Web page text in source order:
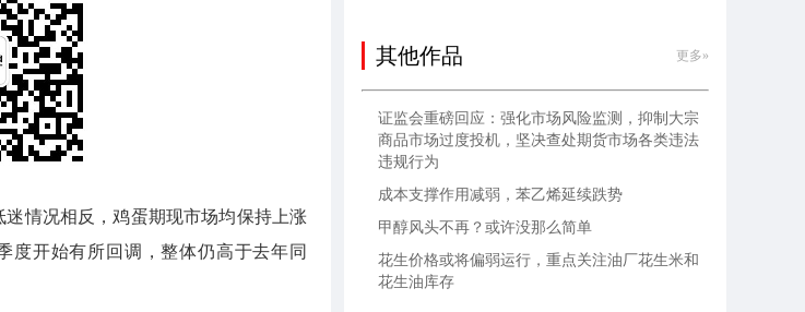
迷情况相反，鸡蛋期现市场均保持上涨
度开始有所回调，整体仍高于去年同
其他作品 更多»
证监会重磅回应：强化市场风险监测，抑制大宗
商品市场过度投机，坚决查处期货市场各类违法
违规行为
成本支撑作用减弱，苯乙烯延续跌势
甲醇风头不再？或许没那么简单
花生价格或将偏弱运行，重点关注油厂花生米和
花生油库存